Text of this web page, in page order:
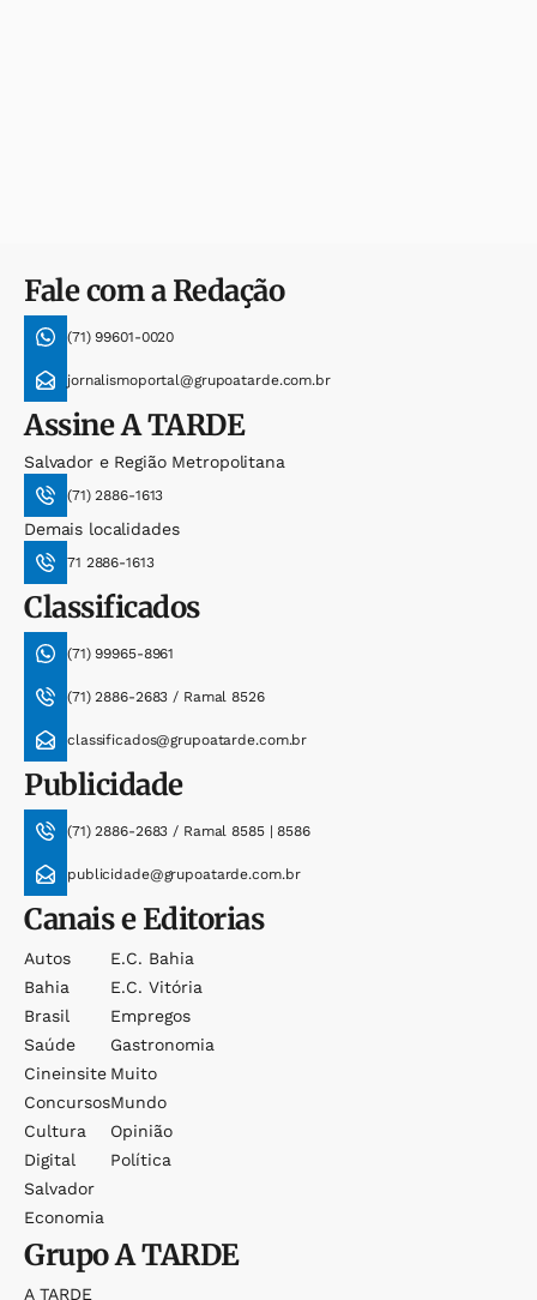
Fale com a Redação
(71) 99601-0020
jornalismoportal@grupoatarde.com.br
AssineA TARDE
Salvador e Região Metropolitana
(71) 2886-1613
Demais localidades
71 2886-1613
Classificados
(71) 99965-8961
(71) 2886-2683 / Ramal 8526
classificados@grupoatarde.com.br
Publicidade
(71) 2886-2683 / Ramal 8585 | 8586
publicidade@grupoatarde.com.br
Canais e Editorias
Autos
Bahia
Brasil
Saúde
Cineinsite
Concursos
Cultura
Digital
Salvador
Economia
E.c. Bahia
E.c. Vitória
Empregos
Gastronomia
Muito
Mundo
Opinião
Política
GrupoA TARDE
A TARDE